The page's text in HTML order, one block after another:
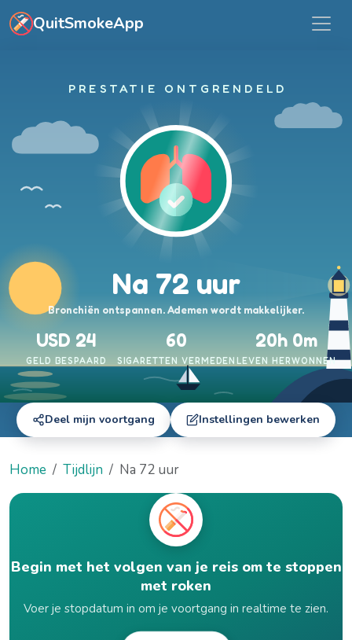
Ga naar hoofdinhoud
QuitSmokeApp
PRESTATIE ONTGRENDELD
Na 72 uur
Bronchiën ontspannen. Ademen wordt makkelijker.
USD 24 60 20h 0m
GELD BESPAARD SIGARETTEN VERMEDEN LEVEN HERWONNEN
Deel mijn voortgang Instellingen bewerken
Home Tijdlijn Na 72 uur
Begin met het volgen van je reis om te stoppen
met roken
Voer je stopdatum in om je voortgang in realtime te zien.